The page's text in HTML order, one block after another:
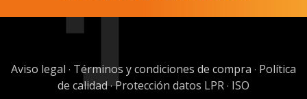
Aviso legal · Términos y condiciones de compra · Política
de calidad·Protección datos LPR · ISO